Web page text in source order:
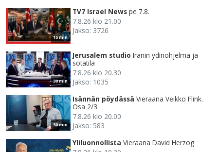
15 min
TV7 Israel News pe 7.8.
7.8.26 klo 21.00
Jakso: 3726
30 min
Jerusalem studio Iranin ydinohjelma ja
sotatila
7.8.26 klo 20.30
Jakso: 1035
30 min
Isännän pöydässä Vieraana Veikko Flink.
Osa 2/3
7.8.26 klo 20.00
Jakso: 583
Yliluonnollista Vieraana David Herzog